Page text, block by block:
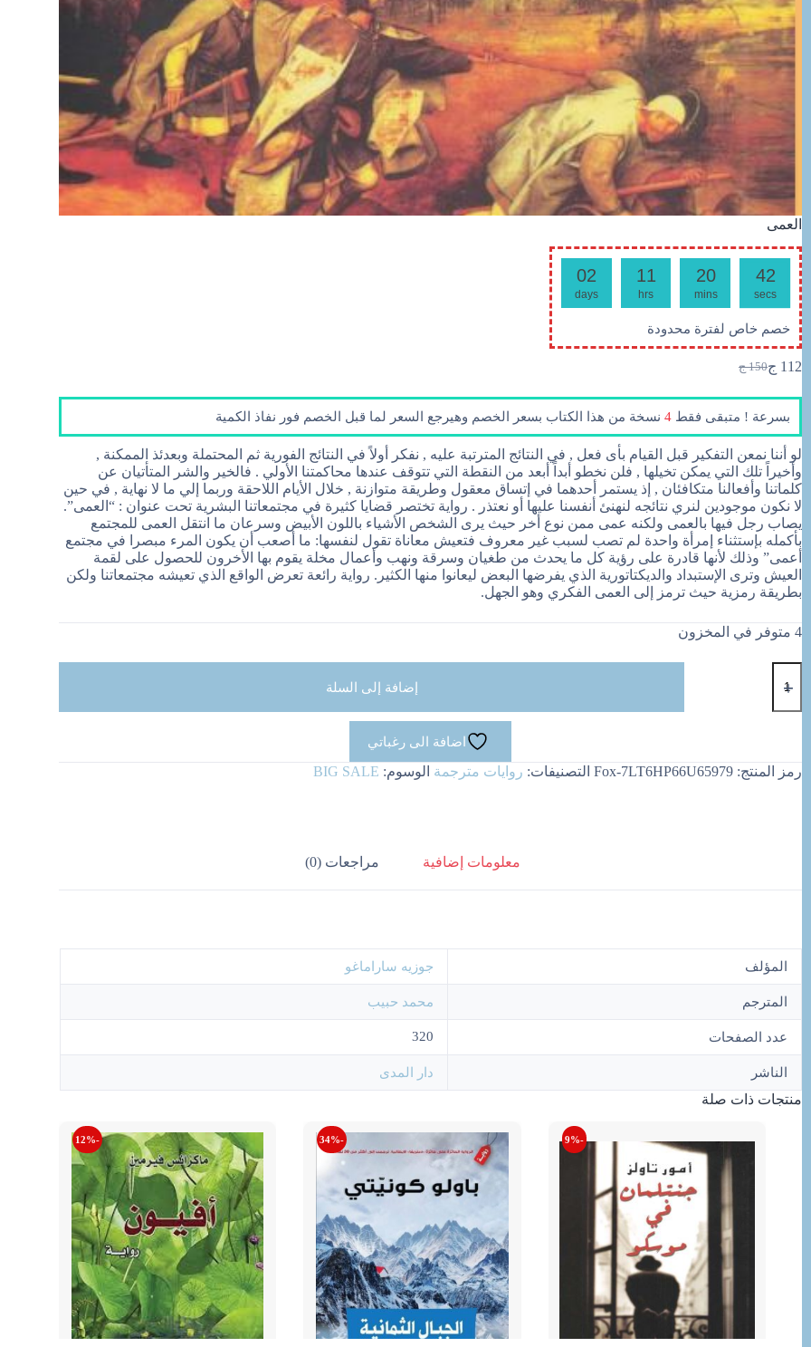
العمى
02
days
11
hrs
20
mins
40
secs
خصم خاص لفترة محدودة
150 ج
السعر
150 ج.
112 جالسعر
112 ج.
بسرعة ! متبقى فقط 4 نسخة من هذا الكتاب بسعر الخصم وهيرجع السعر لما قبل الخصم فور نفاذ الكمية
لو أننا نمعن التفكير قبل القيام بأى فعل , في النتائج المترتبة عليه , نفكر أولاً في النتائج الفورية ثم المحتملة وبعدئذ الممكنة ,
وأخيراً تلك التي يمكن تخيلها , فلن نخطو أبداً أبعد من النقطة التي تتوقف عندها محاكمتنا الأولي . فالخير والشر المتأتيان عن
كلماتنا وأفعالنا متكافئان , إذ يستمر أحدهما في إتساق معقول وطريقة متوازنة , خلال الأيام اللاحقة وربما إلي ما لا نهاية , في حين
لا نكون موجودين لنري نتائجه لنهنئ أنفسنا عليها أو نعتذر . رواية تختصر قضايا كثيرة في مجتمعاتنا البشرية تحت عنوان : “العمى”.
يصاب رجل فيها بالعمى ولكنه عمى ممن نوع أخر حيث يرى الشخص الأشياء باللون الأبيض وسرعان ما انتقل العمى للمجتمع
بأكمله بإستثناء إمرأة واحدة لم تصب لسبب غير معروف فتعيش معاناة تقول لنفسها: ما أصعب أن يكون المرء مبصرا في مجتمع
أعمى” وذلك لأنها قادرة على رؤية كل ما يحدث من طغيان وسرقة ونهب وأعمال مخلة يقوم بها الأخرون للحصول على لقمة
العيش وترى الإستبداد والديكتاتورية الذي يفرضها البعض ليعانوا منها الكثير. رواية رائعة تعرض الواقع الذي تعيشه مجتمعاتنا ولكن
بطريقة رمزية حيث ترمز إلى العمى الفكري وهو الجهل.
4 متوفر في المخزون
العمى
إضافة إلى السلة
اضافة الى رغباتي
رمز المنتج: Fox-7LT6HP66U65979 التصنيفات: روايات مترجمة الوسوم: BIG SALE
معلومات إضافية مراجعات (0)
المؤلف جوزيه ساراماغو
المترجم محمد حبيب
عدد الصفحات 320
الناشر دار المدى
منتجات ذات صلة
-9%
-34%
-12%